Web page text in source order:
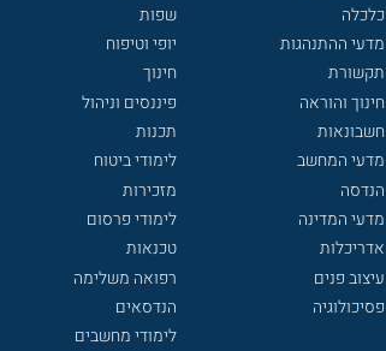
כלכלה
מדעי ההתנהגות
תקשורת
חינוך והוראה
חשבונאות
מדעי המחשב
הנדסה
מדעי המדינה
אדריכלות
עיצוב פנים
פסיכולוגיה
שפות
יופי וטיפוח
חינוך
פיננסים וניהול
תכנות
לימודי ביטוח
מזכירות
לימודי פרסום
טכנאות
רפואה משלימה
הנדסאים
לימודי מחשבים